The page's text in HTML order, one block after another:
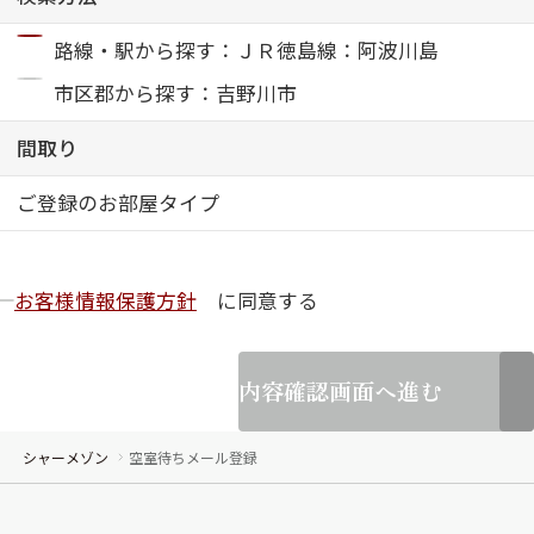
ShaMaison STYLE
シャーメゾンショップを探す
らくらく内見
シャーメゾンライフサポート
自立型サービス付き・シニア向け
シャーメゾンライフ GUARD
路線・駅から探す：ＪＲ徳島線：阿波川島
市区郡から探す：吉野川市
間取り
ご登録のお部屋タイプ
お客様情報保護方針 に同意する
内容確認画面へ進む
シャーメゾン 空室待ちメール登録